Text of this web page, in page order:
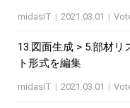
midasIT | 2021.03.01 |
13.図面生成 > 5.部材
ト形式を編集
midasIT | 2021.03.01 |